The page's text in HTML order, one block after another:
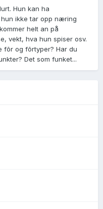
Hun kan ha
ikke tar opp næring
helt an på
vekt, hva hun spiser osv.
fõr og fõrtyper? Har du
Det som funket...